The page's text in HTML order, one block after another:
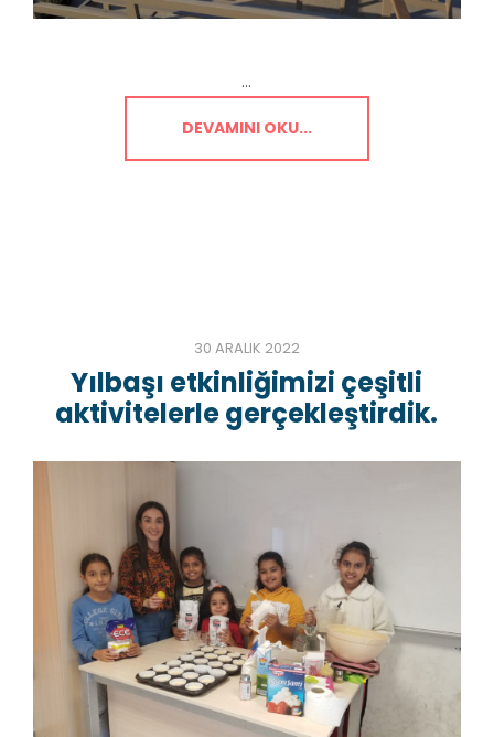
...
DEVAMINI OKU...
30 ARALIK 2022
Yılbaşı etkinliğimizi çeşitli
aktivitelerle gerçekleştirdik.